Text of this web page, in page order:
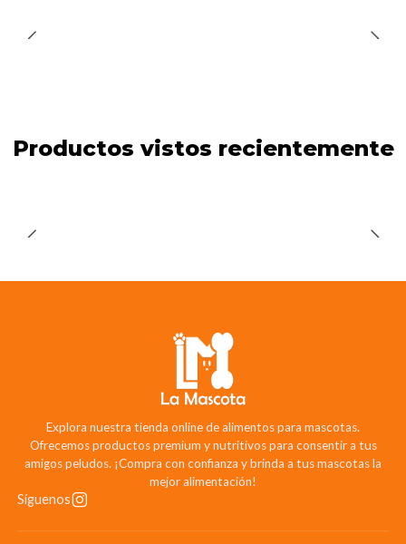
Productos vistos recientemente
Explora nuestra tienda online de alimentos para mascotas.
Ofrecemos productos premium y nutritivos para consentir a tus
amigos peludos. ¡Compra con confianza y brinda a tus mascotas la
mejor alimentación!
Síguenos